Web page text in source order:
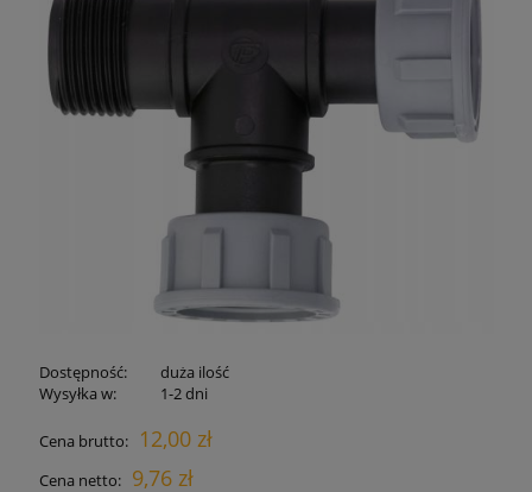
Dostępność:
duża ilość
Wysyłka w:
1-2 dni
Cena brutto: 12,00 zł
Cena netto: 9,76 zł